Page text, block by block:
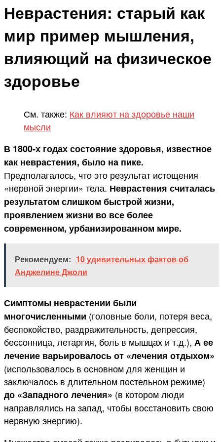
Неврастения: старый как
мир пример мышления,
влияющий на физическое
здоровье
См. также: Как влияют на здоровье наши
мысли
В 1800-х годах состояние здоровья, известное
как неврастения, было на пике.
Предполагалось, что это результат истощения
«нервной энергии» тела. Неврастения считалась
результатом слишком быстрой жизни,
проявлением жизни во все более
современном, урбанизированном мире.
Рекомендуем: 10 удивительных фактов об
Анджелине Джоли
Симптомы неврастении были
многочисленными (головные боли, потеря веса,
беспокойство, раздражительность, депрессия,
бессонница, летаргия, боль в мышцах и т.д.), А ее
лечение варьировалось от «лечения отдыхом»
(использовалось в основном для женщин и
заключалось в длительном постельном режиме)
до «Западного лечения» (в котором люди
направлялись на запад, чтобы восстановить свою
нервную энергию).